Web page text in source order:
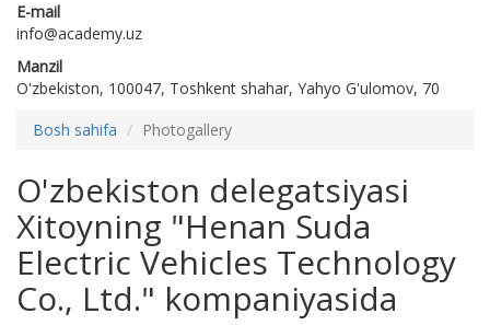
E-mail
info@academy.uz
Manzil
O'zbekiston, 100047, Toshkent shahar, Yahyo G'ulomov, 70
Bosh sahifa
Photogallery
O'zbekiston delegatsiyasi
Xitoyning "Henan Suda
Electric Vehicles Technology
Co., Ltd." kompaniyasida